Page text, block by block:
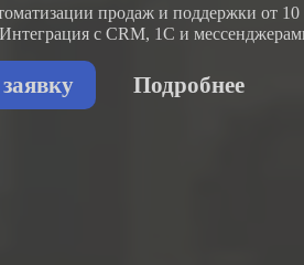
продаж и поддержки от 10
с CRM, 1С и
Подробнее